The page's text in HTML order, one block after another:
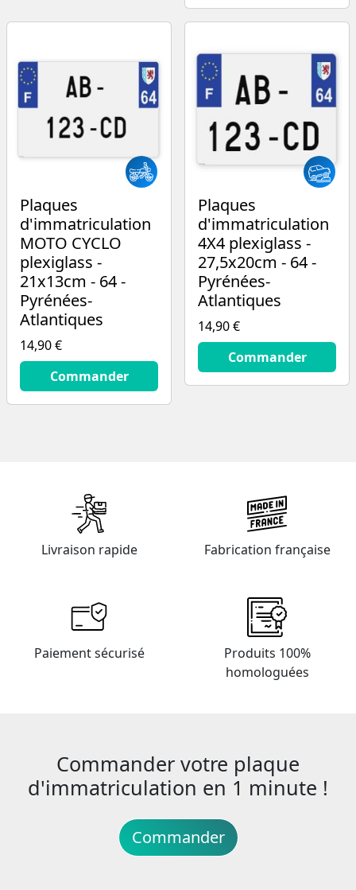
Plaques
d'immatriculation
MOTO CYCLO
plexiglass -
21x13cm - 64 -
Pyrénées-
Atlantiques
14,90 €
14.9
€Commander
Plaques
d'immatriculation
4X4 plexiglass -
27,5x20cm - 64 -
Pyrénées-
Atlantiques
14,90 €
14.9
€Commander
Livraison rapide Fabrication française
Paiement sécurisé
Produits 100%
homologuées
Commander votre plaque
d'immatriculation en 1 minute !
Commander